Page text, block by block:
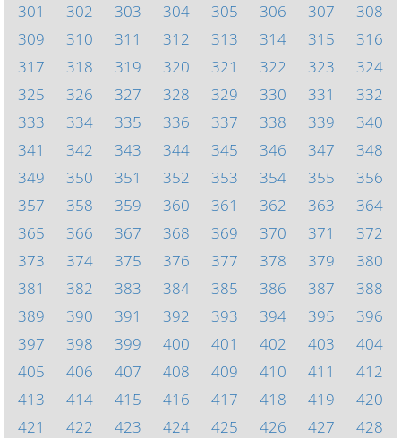
301
302 303 304 305 306 307
308
309
310 311 312 313 314 315
316
317
318 319 320 321 322 323
324
325
326 327 328 329 330 331
332
333
334 335 336 337 338 339
340
341
342 343 344 345 346 347
348
349
350 351 352 353 354 355
356
357
358 359 360 361 362 363
364
365
366 367 368 369 370 371
372
373
374 375 376 377 378 379
380
381
382 383 384 385 386 387
388
389
390 391 392 393 394 395
396
397
398 399 400 401 402 403
404
405
406 407 408 409 410 411
412
413
414 415 416 417 418 419
420
421
422 423 424 425 426 427 428